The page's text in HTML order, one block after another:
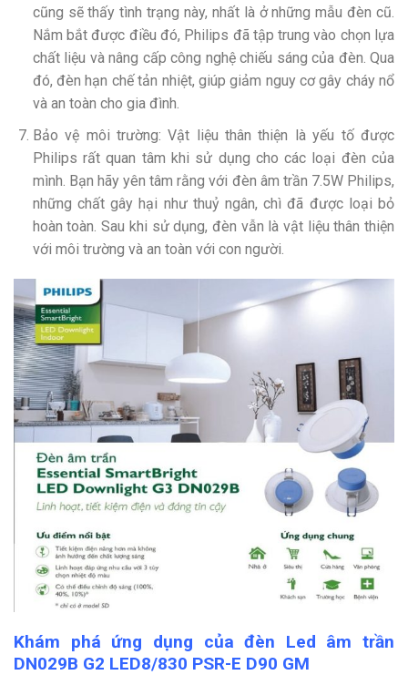
cũng sẽ thấy tình trạng này, nhất là ở những mẫu đèn cũ.
Nắm bắt được điều đó, Philips đã tập trung vào chọn lựa
chất liệu và nâng cấp công nghệ chiếu sáng của đèn. Qua
đó, đèn hạn chế tản nhiệt, giúp giảm nguy cơ gây cháy nổ
và an toàn cho gia đình.
Bảo vệ môi trường: Vật liệu thân thiện là yếu tố được
Philips rất quan tâm khi sử dụng cho các loại đèn của
mình. Bạn hãy yên tâm rằng với đèn âm trần 7.5W Philips,
những chất gây hại như thuỷ ngân, chì đã được loại bỏ
hoàn toàn. Sau khi sử dụng, đèn vẫn là vật liệu thân thiện
với môi trường và an toàn với con người.
Khám phá ứng dụng của đèn Led âm trần
DN029B G2 LED8/830 PSR-E D90 GM